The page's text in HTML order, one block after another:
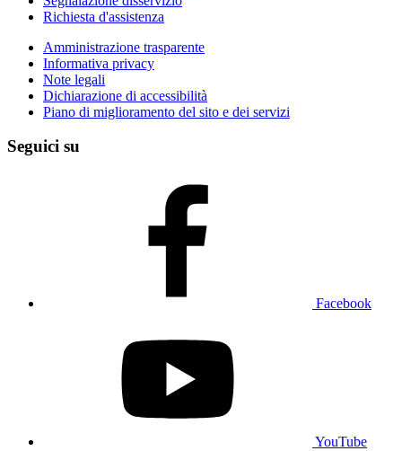
Richiesta d'assistenza
Amministrazione trasparente
Informativa privacy
Note legali
Dichiarazione di accessibilità
Piano di miglioramento del sito e dei servizi
Seguici su
Facebook
YouTube